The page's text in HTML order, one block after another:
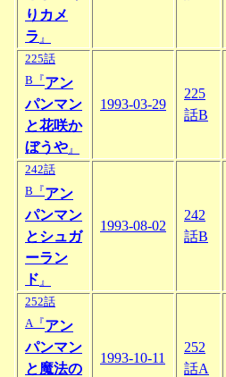
りカメ
ラ 』
225話
B『アン
パンマン
と花咲か
ぼうや 』
1993-03-29
225
話B
242話
B『アン
パンマン
とシュガ
ーラン
ド 』
1993-08-02
242
話B
252話
A『アン
パンマン
と魔法の
1993-10-11
252
話A